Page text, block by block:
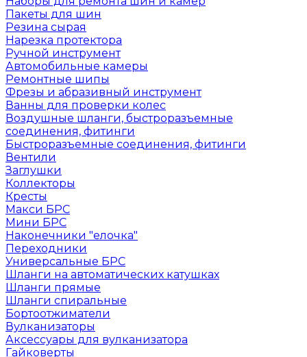
Пакеты для шин
Резина сырая
Нарезка протектора
Ручной инструмент
Автомобильные камеры
Ремонтные шипы
Фрезы и абразивный инструмент
Ванны для проверки колес
Воздушные шланги, быстроразъемные
соединения, фитинги
Быстроразъемные соединения, фитинги
Вентили
Заглушки
Коллекторы
Кресты
Макси БРС
Мини БРС
Наконечники "елочка"
Переходники
Универсальные БРС
Шланги на автоматических катушках
Шланги прямые
Шланги спиральные
Бортоотжиматели
Вулканизаторы
Аксессуары для вулканизатора
Гайковерты